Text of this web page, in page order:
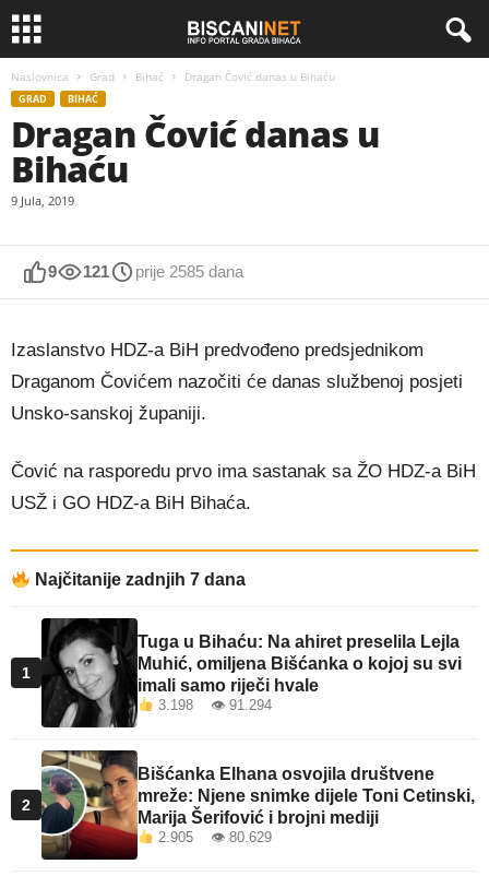
Naslovnica Grad Bihać Dragan Čović danas u Bihaću
GRAD BIHAĆ
Dragan Čović danas u
Bihaću
9 Jula, 2019
9 121 prije 2585 dana
Izaslanstvo HDZ-a BiH predvođeno predsjednikom
Draganom Čovićem nazočiti će danas službenoj posjeti
Unsko-sanskoj županiji.
Čović na rasporedu prvo ima sastanak sa ŽO HDZ-a BiH
USŽ i GO HDZ-a BiH Bihaća.
Najčitanije zadnjih 7 dana
1
Tuga u Bihaću: Na ahiret preselila Lejla
Muhić, omiljena Bišćanka o kojoj su svi
imali samo riječi hvale
3.198 👁 91.294
2
Bišćanka Elhana osvojila društvene
mreže: Njene snimke dijele Toni Cetinski,
Marija Šerifović i brojni mediji
2.905 👁 80.629